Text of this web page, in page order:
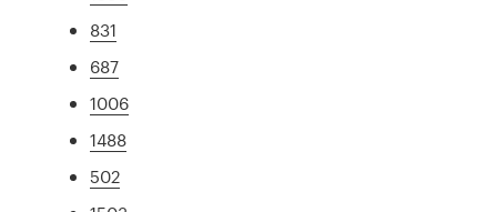
831
687
1006
1488
502